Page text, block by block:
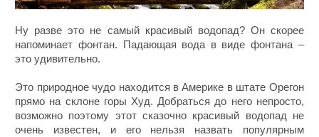
Ну разве это не самый красивый водопад? Он скорее
напоминает фонтан. Падающая вода в виде фонтана –
это удивительно.
Это природное чудо находится в Америке в штате Орегон
прямо на склоне горы Худ. Добраться до него непросто,
возможно поэтому этот сказочно красивый водопад не
очень известен, и его нельзя назвать популярным